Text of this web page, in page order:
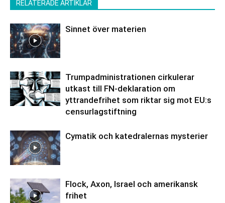
RELATERADE ARTIKLAR
Sinnet över materien
Trumpadministrationen cirkulerar
utkast till FN-deklaration om
yttrandefrihet som riktar sig mot EU:s
censurlagstiftning
Cymatik och katedralernas mysterier
Flock, Axon, Israel och amerikansk
frihet